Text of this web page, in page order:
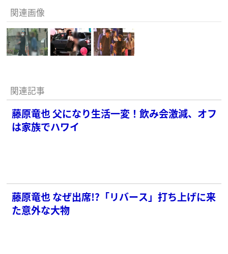
関連画像
関連記事
藤原竜也 父になり生活一変！飲み会激減、オフ
は家族でハワイ
藤原竜也 なぜ出席!?「リバース」打ち上げに来
た意外な大物